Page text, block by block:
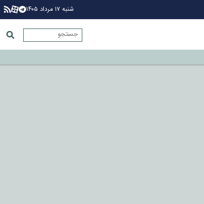
شنبه ۱۷ مرداد ۱۴۰۵